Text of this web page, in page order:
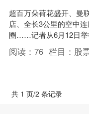
超百万朵荷花盛开、曼
店、全长3公里的空中
圈……记者从6月12日举
荷美生活月上获悉，一
花赏在洪湖公园正式....
阅读：76 栏目： 股
共 1 页/2 条记录